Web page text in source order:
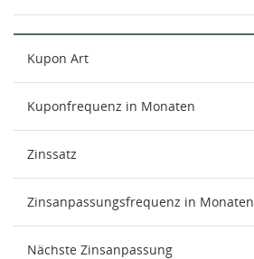
Kupon Art
Kuponfrequenz in Monaten
Zinssatz
Zinsanpassungsfrequenz in Monaten
Nächste Zinsanpassung